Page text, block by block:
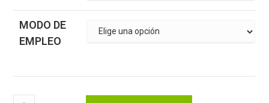
MODO DE
EMPLEO